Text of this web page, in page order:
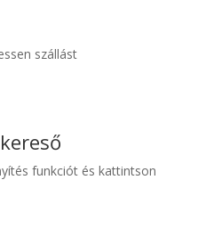
szállást
funkciót és kattintson